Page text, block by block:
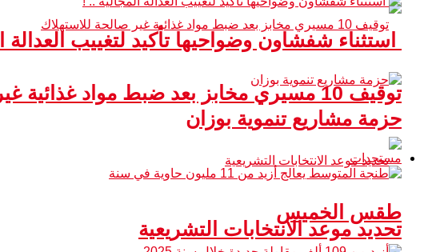
توقيف 10 مسيري مخابز بعد ضبط مواد غذائية غير صالحة للاستهلاك
تحديد موعد الانتخابات التشريعية
استثناء شفشاون وضواحيها تأكيد لتغييب العدالة
حزمة مشاريع تنموية بوزان
مستجدات
طقس الخميس